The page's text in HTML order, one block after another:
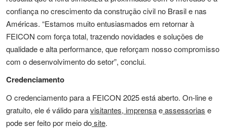
confiança no crescimento da construção civil no Brasil e nas
Américas. “Estamos muito entusiasmados em retornar à
FEICON com força total, trazendo novidades e soluções de
qualidade e alta performance, que reforçam nosso compromisso
com o desenvolvimento do setor”, conclui.
Credenciamento
O credenciamento para a FEICON 2025 está aberto. On-line e
gratuito, ele é válido paravisitantes, imprensaeassessorias e
pode ser feito por meio dosite.